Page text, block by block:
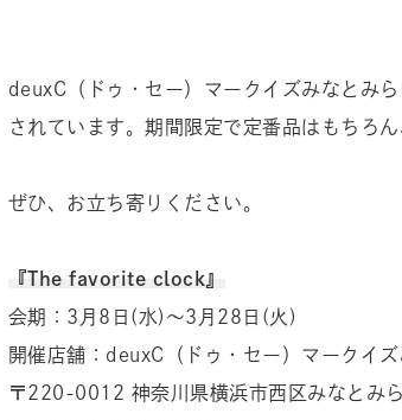
deuxC（ドゥ・セー）マークイズみなとみ
されています。期間限定で定番品はもちろ
ぜひ、お立ち寄りください。
『The favorite clock』
会期：3月8日(水)～3月28日(火)
開催店舗：deuxC（ドゥ・セー）マークイ
〒220-0012 神奈川県横浜市西区みなとみ